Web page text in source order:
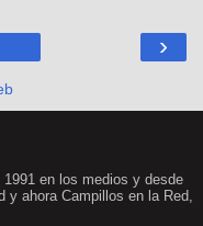
›
en los medios y desde
y ahora Campillos en la Red,